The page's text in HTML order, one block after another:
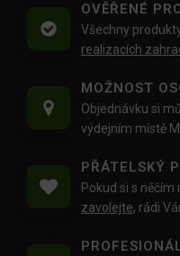
OVĚŘENÉ
Všechny
realizacích
MOŽNOST
Objednávku si
výdejním místě
PŘÁTELSKÝ
Pokud si s něčím
zavolejte, rádi